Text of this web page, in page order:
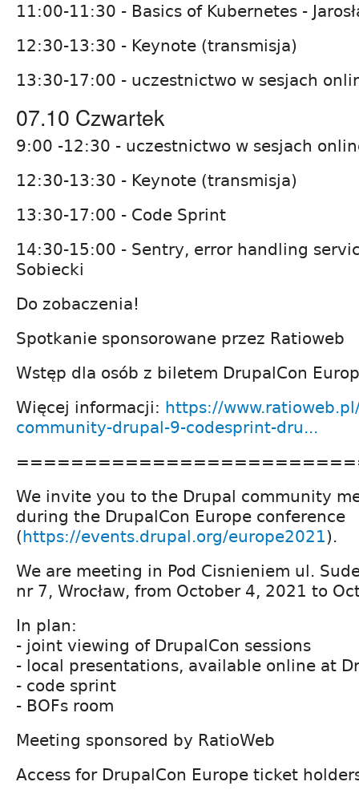
11:00-11:30 - Basics of Kubernetes -
12:30-13:30 - Keynote (transmisja)
13:30-17:00 - uczestnictwo w sesjach
07.10 Czwartek
9:00 -12:30 - uczestnictwo w sesjach
12:30-13:30 - Keynote (transmisja)
13:30-17:00 - Code Sprint
14:30-15:00 - Sentry, error handling
Sobiecki
Do zobaczenia!
Spotkanie sponsorowane przez Ratioweb
Wstęp dla osób z biletem DrupalCon
Więcej informacji: https://
community-drupal-9-codesprint-dru...
We invite you to the Drupal community
during the DrupalCon Europe conference
(https://events.drupal.org/europe2021).
We are meeting in Pod Cisnieniem ul.
nr 7, Wrocław, from October 4, 2021 to
In plan:
- joint viewing of DrupalCon sessions
- local presentations, available online at
- code sprint
- BOFs room
Meeting sponsored by RatioWeb
Access for DrupalCon Europe ticket